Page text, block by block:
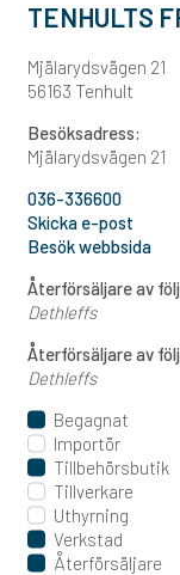
TENHULTS
Mjälarydsvägen 21
56163 Tenhult
Besöksadress:
Mjälarydsvägen 21
036-336600
Skicka e-post
Besök webbsida
Återförsäljare av
Dethleffs
Återförsäljare av
Dethleffs
Begagnat
Importör
Tillbehörsbutik
Tillverkare
Uthyrning
Verkstad
Återförsäljare